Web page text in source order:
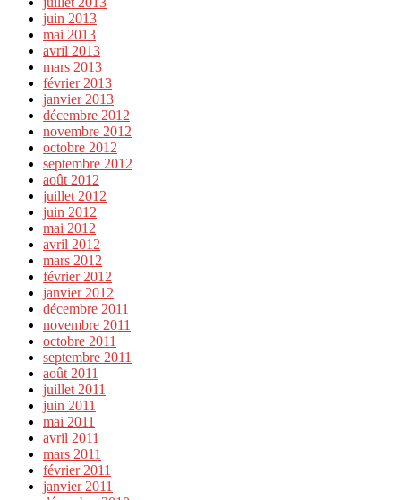
juin 2013
mai 2013
avril 2013
mars 2013
février 2013
janvier 2013
décembre 2012
novembre 2012
octobre 2012
septembre 2012
août 2012
juillet 2012
juin 2012
mai 2012
avril 2012
mars 2012
février 2012
janvier 2012
décembre 2011
novembre 2011
octobre 2011
septembre 2011
août 2011
juillet 2011
juin 2011
mai 2011
avril 2011
mars 2011
février 2011
janvier 2011